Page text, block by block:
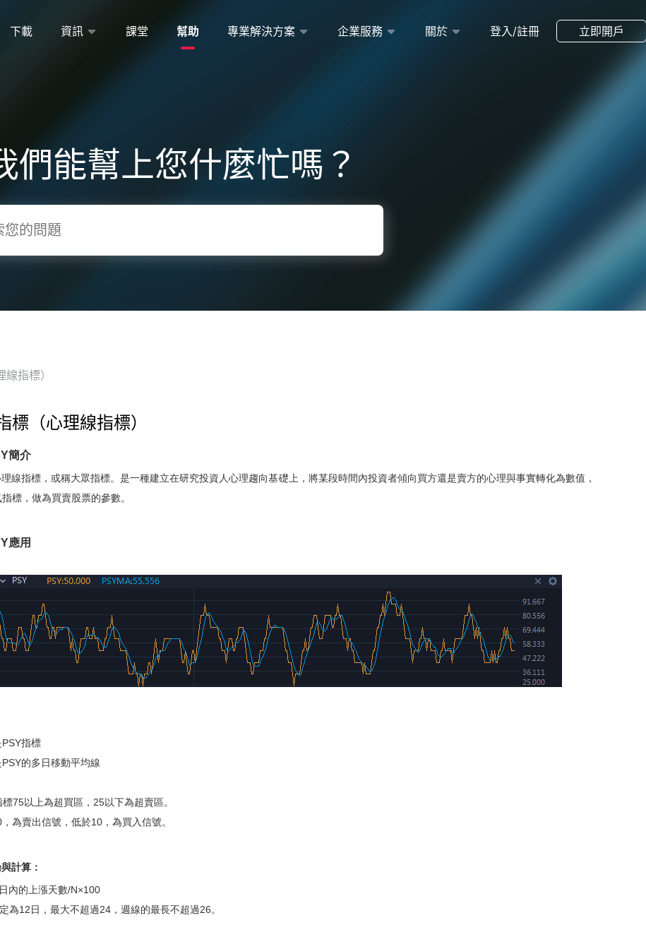
下載 資訊 課堂 幫助 專業解決方案 企業服務 關於 登入/註冊 立即開戶
們能幫上您什麼忙嗎？
指標）
標（心理線指標）
簡介
線指標，或稱大眾指標。是一種建立在研究投資人心理趨向基礎上，將某段時間內投資者傾向買方還是賣方的心理與事實轉化為數值，
標，做為買賣股票的參數。
應用
指標
的多日移動平均線
標75以上為超買區，25以下為超賣區。
為賣出信號，低於10，為買入信號。
計算：
內的上漲天數/N×100
為12日，最大不超過24，週線的最長不超過26。